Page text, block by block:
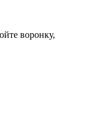
воронку,